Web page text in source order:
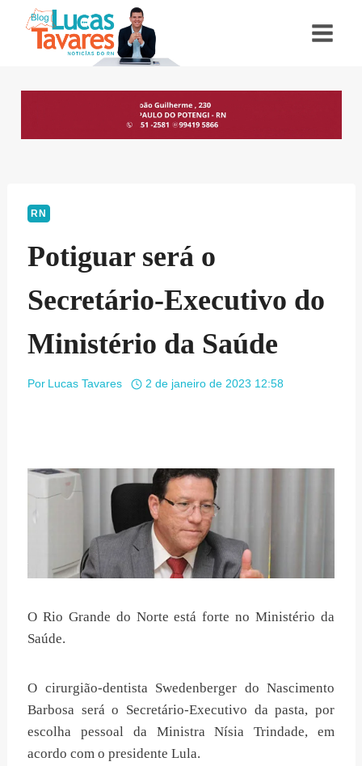
RN
Potiguar será o
Secretário-Executivo do
Ministério da Saúde
Por Lucas Tavares 2 de janeiro de 2023 12:58
O Rio Grande do Norte está forte no Ministério da
Saúde.
O cirurgião-dentista Swedenberger do Nascimento
Barbosa será o Secretário-Executivo da pasta, por
escolha pessoal da Ministra Nísia Trindade, em
acordo com o presidente Lula.